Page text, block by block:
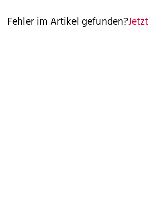
Fehler im Artikel gefunden?